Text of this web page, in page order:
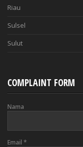
Riau
Sulsel
Sulut
COMPLAINT FORM
Nama
Email *